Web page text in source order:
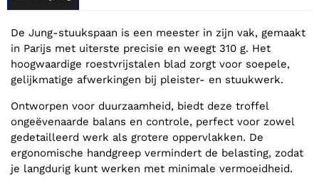
De Jung-stuukspaan is een meester in zijn vak, gemaakt
in Parijs met uiterste precisie en weegt 310 g. Het
hoogwaardige roestvrijstalen blad zorgt voor soepele,
gelijkmatige afwerkingen bij pleister- en stuukwerk.
Ontworpen voor duurzaamheid, biedt deze troffel
ongeëvenaarde balans en controle, perfect voor zowel
gedetailleerd werk als grotere oppervlakken. De
ergonomische handgreep vermindert de belasting, zodat
je langdurig kunt werken met minimale vermoeidheid.